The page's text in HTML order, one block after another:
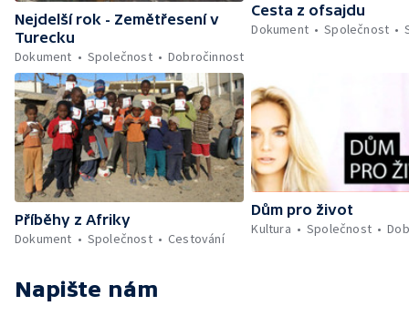
Nejdelší rok - Zemětřesení v
Turecku
Dokument
Společnost Dobročinnost
Cesta z ofsajdu
Dokument
Společnost
Příběhy z Afriky
Dokument
Společnost Cestování
Dům pro život
Kultura
Společnost
Napište nám